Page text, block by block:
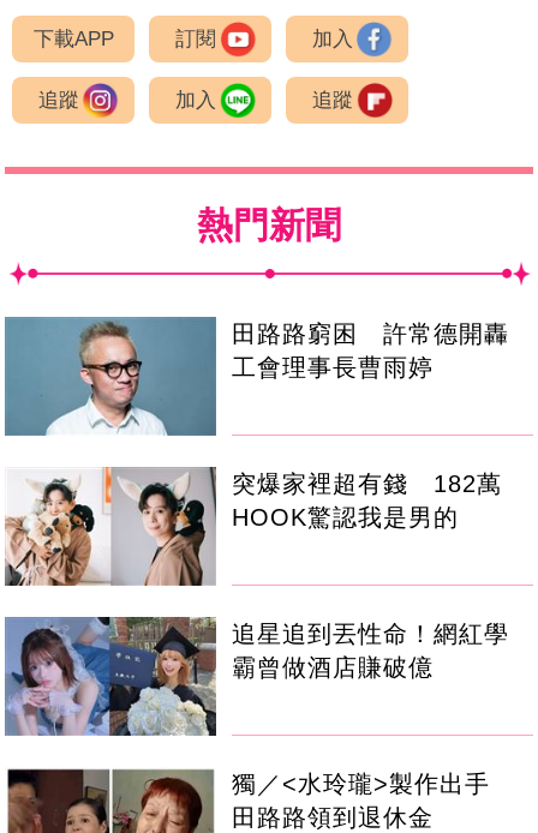
下載APP 訂閱 加入
追蹤 加入 追蹤
熱門新聞
田路路窮困 許常德開轟
工會理事長曹雨婷
突爆家裡超有錢 182萬
HOOK驚認我是男的
追星追到丟性命！網紅學
霸曾做酒店賺破億
獨／<水玲瓏>製作出手
田路路領到退休金